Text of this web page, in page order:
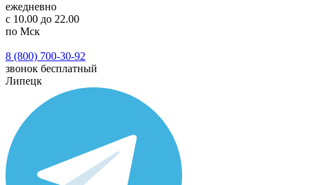
ежедневно
с 10.00 до 22.00
по Мск
8 (800) 700-30-92
звонок бесплатный
Липецк